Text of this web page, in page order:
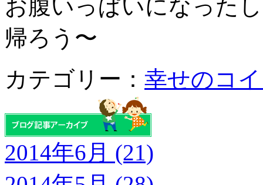
お腹いっぱいになった
帰ろう〜
カテゴリー： 幸せのコ
2014年6月 (21)